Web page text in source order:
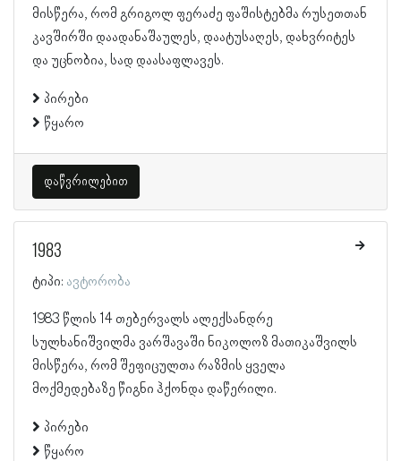
მისწერა, რომ გრიგოლ ფერაძე ფაშისტებმა რუსეთთან
კავშირში დაადანაშაულეს, დაატუსაღეს, დახვრიტეს
და უცნობია, სად დაასაფლავეს.
პირები
წყარო
დაწვრილებით
1983
ტიპი: ავტორობა
1983 წლის 14 თებერვალს ალექსანდრე
სულხანიშვილმა ვარშავაში ნიკოლოზ მათიკაშვილს
მისწერა, რომ შეფიცულთა რაზმის ყველა
მოქმედებაზე წიგნი ჰქონდა დაწერილი.
პირები
წყარო